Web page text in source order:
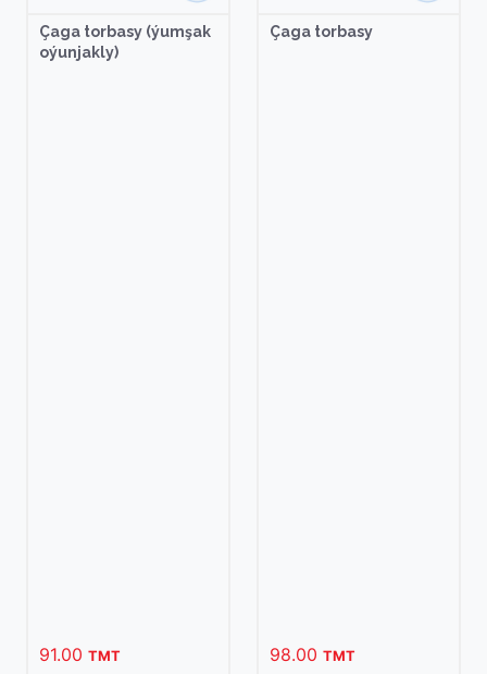
Çaga torbasy (ýumşak
oýunjakly)
91.00 TMT
Çaga torbasy
98.00 TMT